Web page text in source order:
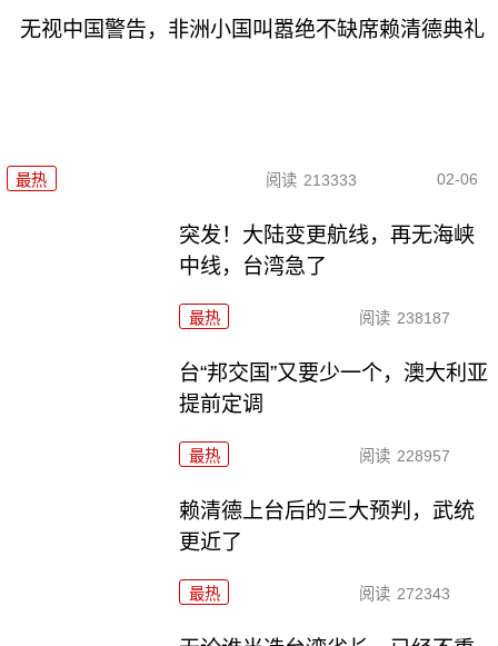
无视中国警告，非洲小国叫嚣绝不缺席赖清德典礼
最热 阅读 213333 02-06
突发！大陆变更航线，再无海峡
中线，台湾急了
最热 阅读 238187
台“邦交国”又要少一个，澳大利亚
提前定调
最热 阅读 228957
赖清德上台后的三大预判，武统
更近了
最热 阅读 272343